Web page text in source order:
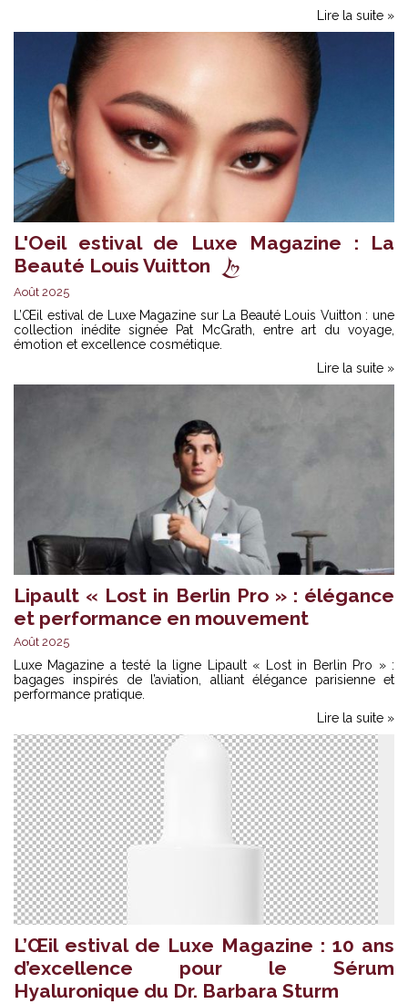
Lire la suite »
L'Oeil estival de Luxe Magazine : La
Beauté Louis Vuitton
Août 2025
L’Œil estival de Luxe Magazine sur La Beauté Louis Vuitton : une
collection inédite signée Pat McGrath, entre art du voyage,
émotion et excellence cosmétique.
Lire la suite »
Lipault « Lost in Berlin Pro » : élégance
et performance en mouvement
Août 2025
Luxe Magazine a testé la ligne Lipault « Lost in Berlin Pro » :
bagages inspirés de l’aviation, alliant élégance parisienne et
performance pratique.
Lire la suite »
L’Œil estival de Luxe Magazine : 10 ans
d’excellence pour le Sérum
Hyaluronique du Dr. Barbara Sturm